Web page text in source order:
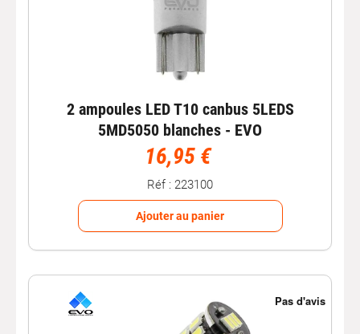
2 ampoules LED T10 canbus 5LEDS
5MD5050 blanches - EVO
16,95 €
Réf : 223100
Ajouter au panier